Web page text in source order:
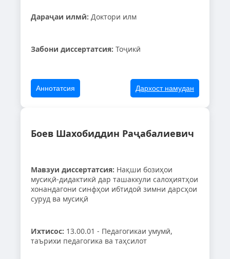
Дараҷаи илмӣ: Доктори илм
Забони диссертатсия: Тоҷикӣ
Аннотатсия Дархост намудан
Боев Шахобиддин Раҷабалиевич
Мавзуи диссертатсия: Нақши бозиҳои
мусиқӣ-дидактикӣ дар ташаккули салоҳиятҳои
хонандагони синфҳои ибтидоӣ зимни дарсҳои
суруд ва мусиқӣ
Ихтисос: 13.00.01 - Педагогикаи умумӣ,
таърихи педагогика ва таҳсилот